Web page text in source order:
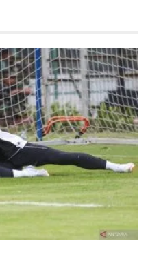
dicoret melawan